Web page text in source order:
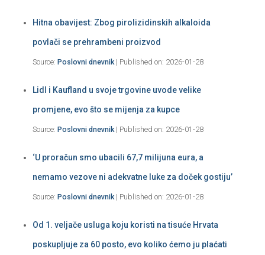
Hitna obavijest: Zbog pirolizidinskih alkaloida
povlači se prehrambeni proizvod
Source: Poslovni dnevnik Published on: 2026-01-28
Lidl i Kaufland u svoje trgovine uvode velike
promjene, evo što se mijenja za kupce
Source: Poslovni dnevnik Published on: 2026-01-28
‘U proračun smo ubacili 67,7 milijuna eura, a
nemamo vezove ni adekvatne luke za doček gostiju’
Source: Poslovni dnevnik Published on: 2026-01-28
Od 1. veljače usluga koju koristi na tisuće Hrvata
poskupljuje za 60 posto, evo koliko ćemo ju plaćati